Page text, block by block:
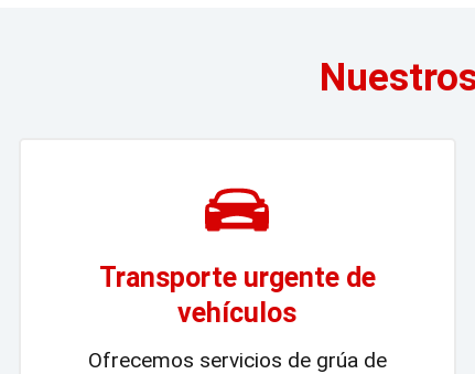
Transporte urgente de
vehículos
Ofrecemos servicios de grúa de